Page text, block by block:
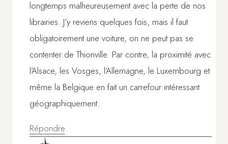
longtemps malheureusement avec la perte de nos
librairies. J’y reviens quelques fois, mais il faut
obligatoirement une voiture, on ne peut pas se
contenter de Thionville. Par contre, la proximité avec
l’Alsace, les Vosges, l’Allemagne, le Luxembourg et
même la Belgique en fait un carrefour intéressant
géographiquement.
Répondre